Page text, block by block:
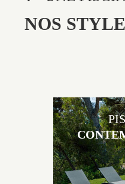
NOS
Les piscines en